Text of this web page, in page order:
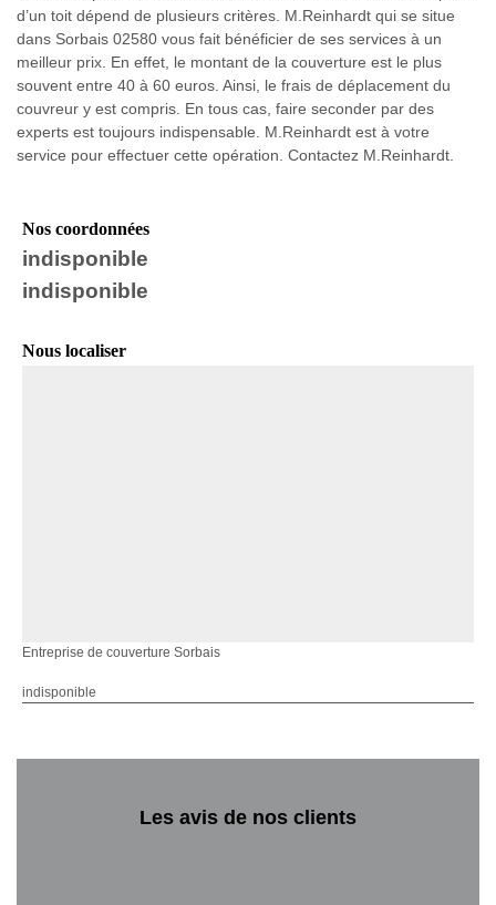
d’un toit dépend de plusieurs critères. M.Reinhardt qui se situe
dans Sorbais 02580 vous fait bénéficier de ses services à un
meilleur prix. En effet, le montant de la couverture est le plus
souvent entre 40 à 60 euros. Ainsi, le frais de déplacement du
couvreur y est compris. En tous cas, faire seconder par des
experts est toujours indispensable. M.Reinhardt est à votre
service pour effectuer cette opération. Contactez M.Reinhardt.
Nos coordonnées
indisponible
indisponible
Nous localiser
Entreprise de couverture Sorbais
indisponible
Les avis de nos clients